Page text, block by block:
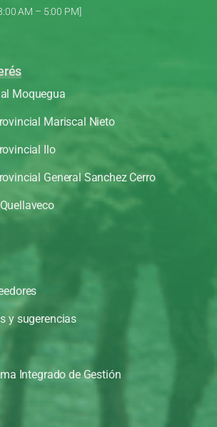
AM – 5:00 PM]
Moquegua
Mariscal Nieto
Ilo
General Sanchez Cerro
y sugerencias
Integrado de Gestión